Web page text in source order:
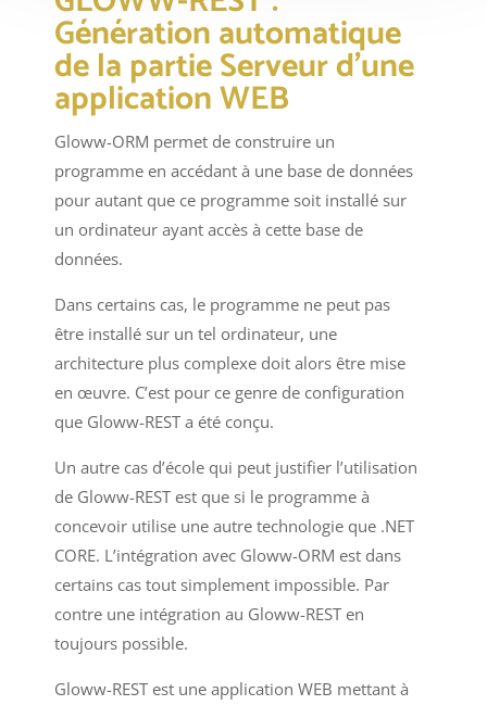
Génération automatique
de la partie Serveur d’une
application WEB
Gloww-ORM permet de construire un
programme en accédant à une base de données
pour autant que ce programme soit installé sur
un ordinateur ayant accès à cette base de
données.
Dans certains cas, le programme ne peut pas
être installé sur un tel ordinateur, une
architecture plus complexe doit alors être mise
en œuvre. C’est pour ce genre de configuration
que Gloww-REST a été conçu.
Un autre cas d’école qui peut justifier l’utilisation
de Gloww-REST est que si le programme à
concevoir utilise une autre technologie que .NET
CORE. L’intégration avec Gloww-ORM est dans
certains cas tout simplement impossible. Par
contre une intégration au Gloww-REST en
toujours possible.
Gloww-REST est une application WEB mettant à